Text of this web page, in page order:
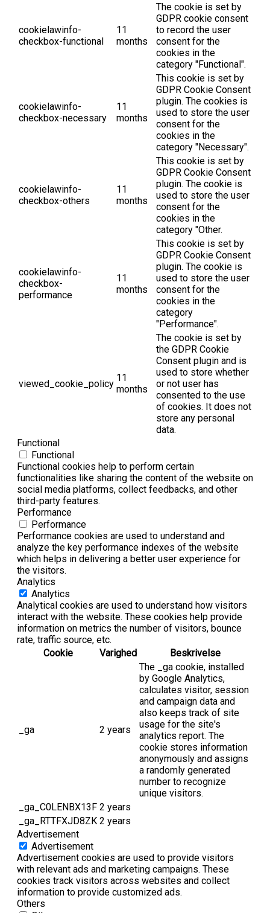
cookielawinfo-
checkbox-functional
11
months
The cookie is set by
GDPR cookie consent
to record the user
consent for the
cookies in the
category "Functional".
cookielawinfo-
checkbox-necessary
11
months
This cookie is set by
GDPR Cookie Consent
plugin. The cookies is
used to store the user
consent for the
cookies in the
category "Necessary".
cookielawinfo-
checkbox-others
11
months
This cookie is set by
GDPR Cookie Consent
plugin. The cookie is
used to store the user
consent for the
cookies in the
category "Other.
cookielawinfo-
checkbox-
performance
11
months
This cookie is set by
GDPR Cookie Consent
plugin. The cookie is
used to store the user
consent for the
cookies in the
category
"Performance".
viewed_cookie_policy
11
months
The cookie is set by
the GDPR Cookie
Consent plugin and is
used to store whether
or not user has
consented to the use
of cookies. It does not
store any personal
data.
Functional
Functional
Functional cookies help to perform certain
functionalities like sharing the content of the website on
social media platforms, collect feedbacks, and other
third-party features.
Performance
Performance
Performance cookies are used to understand and
analyze the key performance indexes of the website
which helps in delivering a better user experience for
the visitors.
Analytics
Analytics
Analytical cookies are used to understand how visitors
interact with the website. These cookies help provide
information on metrics the number of visitors, bounce
rate, traffic source, etc.
Cookie
Varighed Beskrivelse
_ga 2 years
The _ga cookie, installed
by Google Analytics,
calculates visitor, session
and campaign data and
also keeps track of site
usage for the site's
analytics report. The
cookie stores information
anonymously and assigns
a randomly generated
number to recognize
unique visitors.
_ga_C0LENBX13F 2 years
_ga_RTTFXJD8ZK 2 years
Advertisement
Advertisement
Advertisement cookies are used to provide visitors
with relevant ads and marketing campaigns. These
cookies track visitors across websites and collect
information to provide customized ads.
Others